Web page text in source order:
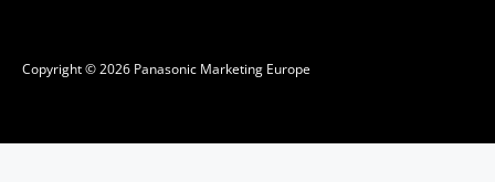
Copyright © 2026 Panasonic Marketing Europe